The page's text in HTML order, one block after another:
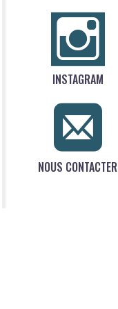
INSTAGRAM
NOUS CONTACTER